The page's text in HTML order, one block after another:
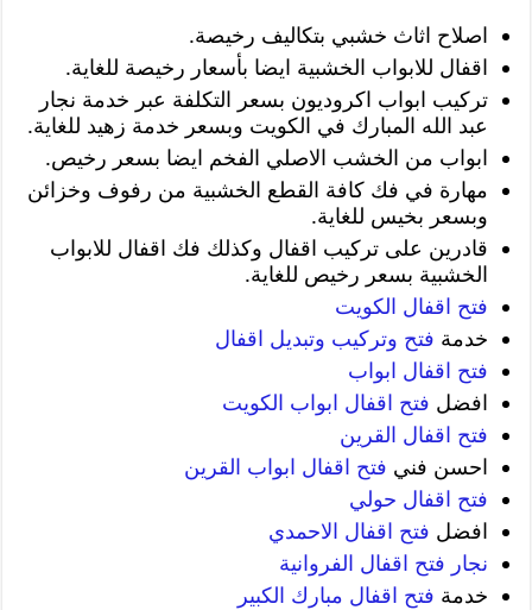
اصلاح اثاث خشبي بتكاليف رخيصة.
اقفال للابواب الخشبية ايضا بأسعار رخيصة للغاية.
تركيب ابواب اكروديون بسعر التكلفة عبر خدمة نجار
عبد الله المبارك في الكويت وبسعر خدمة زهيد للغاية.
ابواب من الخشب الاصلي الفخم ايضا بسعر رخيص.
مهارة في فك كافة القطع الخشبية من رفوف وخزائن
وبسعر بخيس للغاية.
قادرين على تركيب اقفال وكذلك فك اقفال للابواب
الخشبية بسعر رخيص للغاية.
فتح اقفال الكويت
خدمة فتح وتركيب وتبديل اقفال
فتح اقفال ابواب
افضل فتح اقفال ابواب الكويت
فتح اقفال القرين
احسن فني فتح اقفال ابواب القرين
فتح اقفال حولي
افضل فتح اقفال الاحمدي
نجار فتح اقفال الفروانية
خدمة فتح اقفال مبارك الكبير